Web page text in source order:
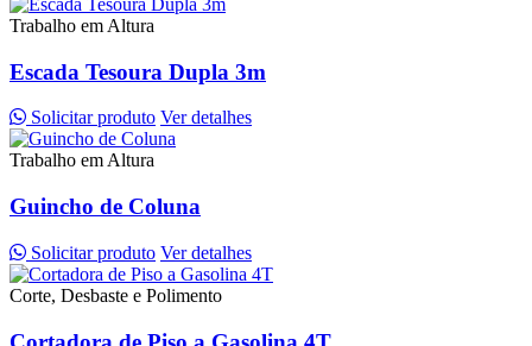
Trabalho em Altura
Escada Tesoura Dupla 3m
Solicitar produto Ver detalhes
Trabalho em Altura
Guincho de Coluna
Solicitar produto Ver detalhes
Corte, Desbaste e Polimento